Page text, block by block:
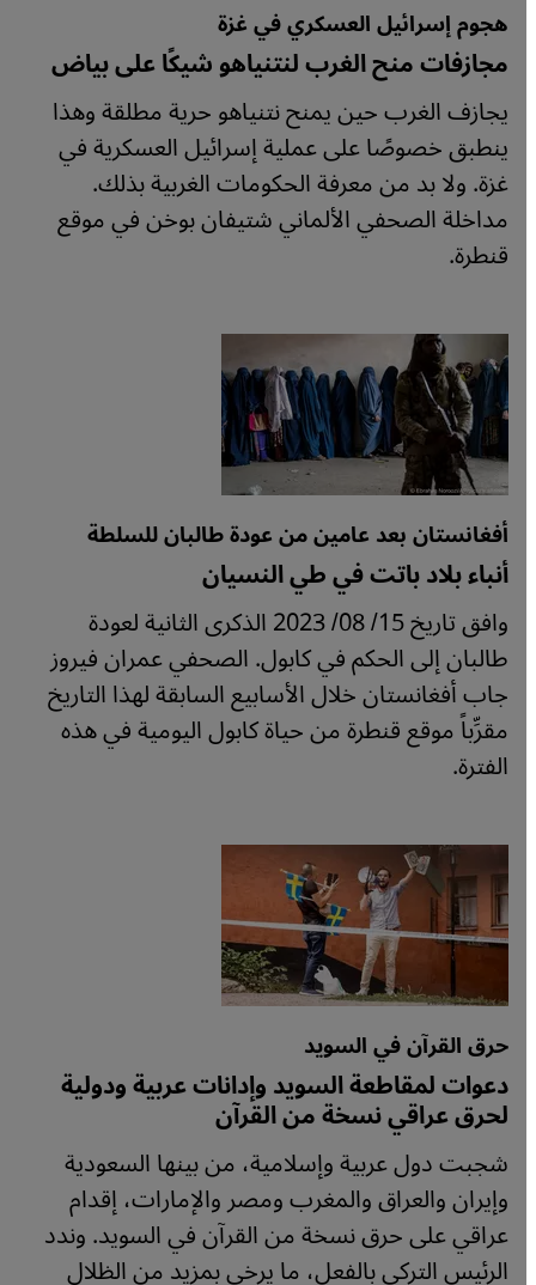
هجوم إسرائيل العسكري في غزة
مجازفات منح الغرب لنتنياهو شيكًا على بياض
يجازف الغرب حين يمنح نتنياهو حرية مطلقة وهذا
ينطبق خصوصًا على عملية إسرائيل العسكرية في
غزة. ولا بد من معرفة الحكومات الغربية بذلك.
مداخلة الصحفي الألماني شتيفان بوخن في موقع
قنطرة.
أفغانستان بعد عامين من عودة طالبان للسلطة
أنباء بلاد باتت في طي النسيان
وافق تاريخ 15/ 08/ 2023 الذكرى الثانية لعودة
طالبان إلى الحكم في كابول. الصحفي عمران فيروز
جاب أفغانستان خلال الأسابيع السابقة لهذا التاريخ
مقرِّباً موقع قنطرة من حياة كابول اليومية في هذه
الفترة.
حرق القرآن في السويد
دعوات لمقاطعة السويد وإدانات عربية ودولية
لحرق عراقي نسخة من القرآن
شجبت دول عربية وإسلامية، من بينها السعودية
وإيران والعراق والمغرب ومصر والإمارات، إقدام
عراقي على حرق نسخة من القرآن في السويد. وندد
الرئيس التركي بالفعل، ما يرخي بمزيد من الظلال